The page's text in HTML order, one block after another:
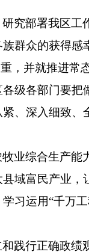
究部署我区工
群众的获得感
，并就推进常
级各部门要把
、深入细致、
业综合生产能
域富民产业，
学习运用“千万工
践行正确政绩